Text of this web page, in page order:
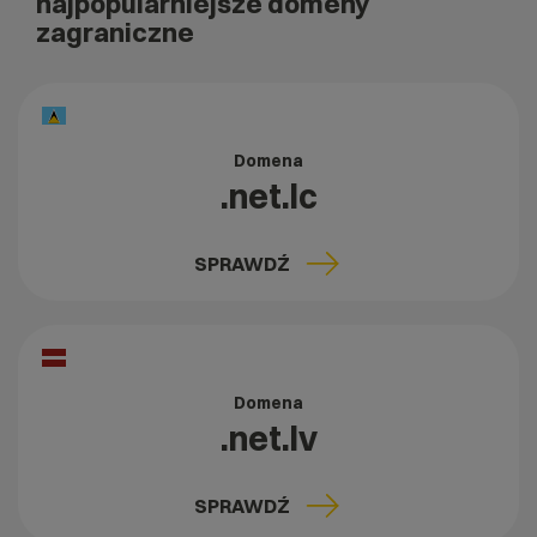
zagraniczne
Domena
.net.lc
SPRAWDŹ
Domena
.net.lv
SPRAWDŹ